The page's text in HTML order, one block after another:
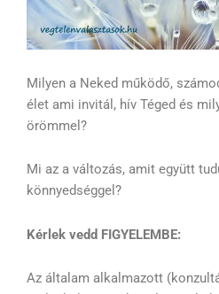
Milyen a Neked működő,
élet ami invitál, hív Téged és
örömmel?
Mi az a változás, amit együtt
könnyedséggel?
Kérlek vedd FIGYELEMBE:
Az általam alkalmazott